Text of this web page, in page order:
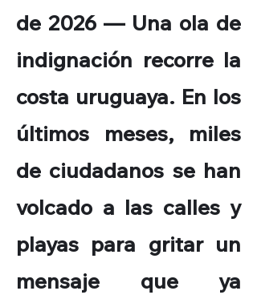
de 2026 — Una ola de
indignación recorre la
costa uruguaya. En los
últimos meses, miles
de ciudadanos se han
volcado a las calles y
playas para gritar un
mensaje que ya